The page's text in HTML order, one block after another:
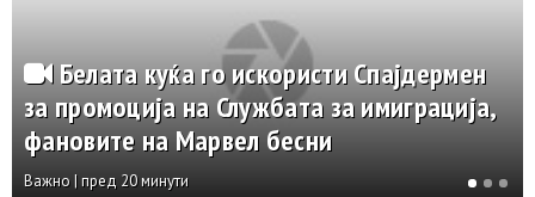
Белата куќа го искористи Спајдермен
за промоција на Службата за имиграција,
фановите на Марвел бесни
Важно | пред 20 минути